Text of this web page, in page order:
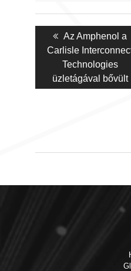
Bejegyzés
navigáció
Previous
post:
Az Amphenol a
Carlisle
Technologies
üzletágával bővült